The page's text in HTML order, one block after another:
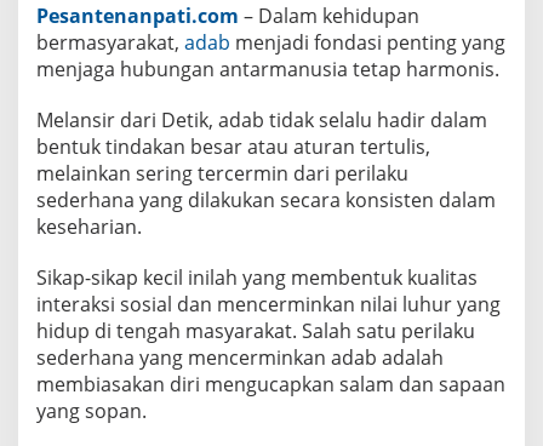
d
a
b
d
a
m
K
e
h
p
a
n
Pesantenanpati.com – Dalam kehidupan
bermasyarakat, adab menjadi fondasi penting yang
menjaga hubungan antarmanusia tetap harmonis.
Melansir dari Detik, adab tidak selalu hadir dalam
bentuk tindakan besar atau aturan tertulis,
melainkan sering tercermin dari perilaku
sederhana yang dilakukan secara konsisten dalam
keseharian.
Sikap-sikap kecil inilah yang membentuk kualitas
interaksi sosial dan mencerminkan nilai luhur yang
hidup di tengah masyarakat. Salah satu perilaku
sederhana yang mencerminkan adab adalah
membiasakan diri mengucapkan salam dan sapaan
yang sopan.